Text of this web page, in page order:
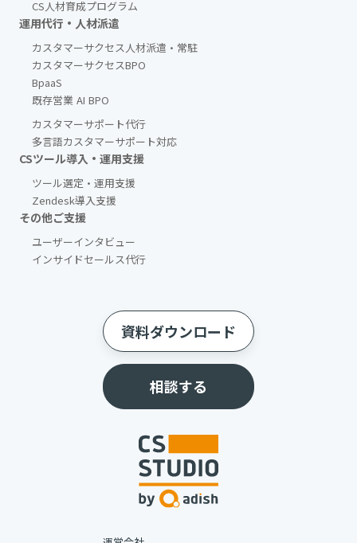
CS人材育成プログラム
運用代行・人材派遣
カスタマーサクセス人材派遣・常駐
カスタマーサクセスBPO
BpaaS​
既存営業 AI BPO
カスタマーサポート代行
多言語カスタマーサポート対応
CSツール導入・運用支援
ツール選定・運用支援
Zendesk導入支援
その他ご支援​
ユーザーインタビュー
インサイドセールス代行
資料ダウンロード
相談する